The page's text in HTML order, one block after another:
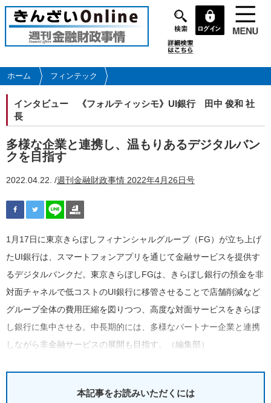
メ
イ
コ
ン
ツ
移
動
ホーム フィンテック
インタビュー
《フォルティッシモ》UI銀行 田中 俊和 社
長
多様な企業と連携し、温もりあるデジタルバン
クを目指す
2022.04.22. /週刊金融財政事情 2022年4月26日号
1月17日に東京きらぼしフィナンシャルグループ（FG）が立ち上げ
たUI銀行は、スマートフォンアプリを通じて金融サービスを提供す
るデジタルバンクだ。東京きらぼしFGは、きらぼし銀行の預金を非
対面チャネルで低コストのUI銀行に移管させることで店舗削減など
グループ全体の費用圧縮を図りつつ、高度な対面サービスをきらぼ
し銀行に集中させる。中長期的には、多様なパートナー企業と連携
しながら非金融サービスの展開も目指す。（編集部）
本記事をお読みいただくには